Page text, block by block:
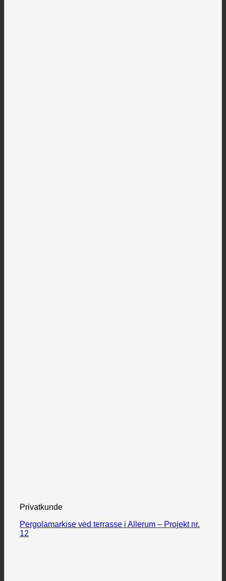
Privatkunde
Pergolamarkise ved terrasse i Allerum – Projekt nr.
12